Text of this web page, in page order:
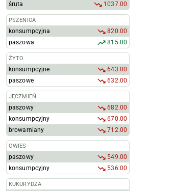
śruta
1037.00
PSZENICA
konsumpcyjna
820.00
paszowa
815.00
ŻYTO
konsumpcyjne
643.00
paszowe
632.00
JĘCZMIEŃ
paszowy
682.00
konsumpcyjny
670.00
browarniany
712.00
OWIES
paszowy
549.00
konsumpcyjny
536.00
KUKURYDZA